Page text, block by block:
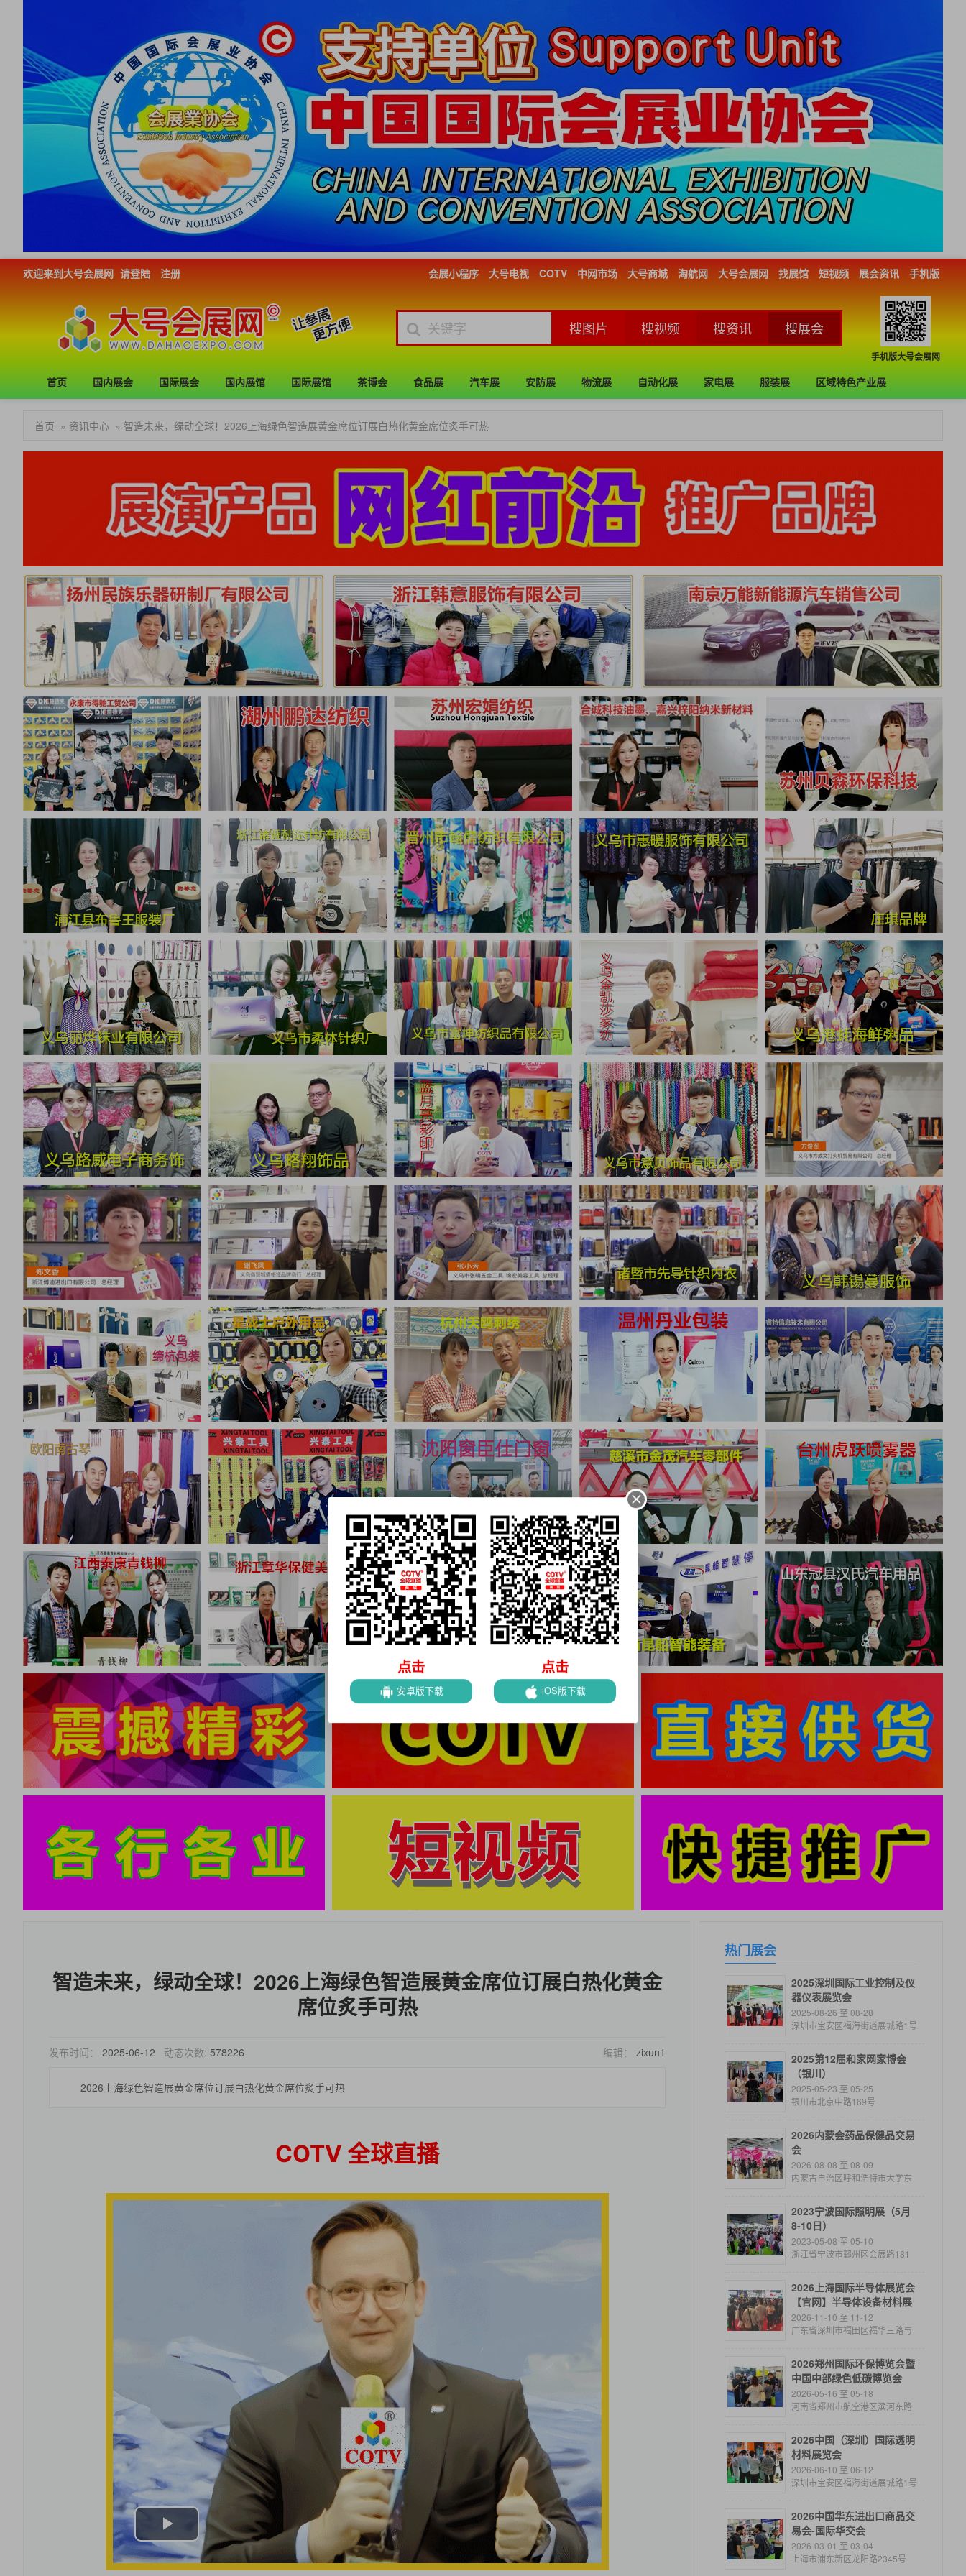
欢迎来到大号会展网 请登陆 注册 会展小程序 大号电视 COTV 中网市场 大号商城 淘航网 大号会展网 找展馆 短视频 展会资讯 手机版
手机版大号会展网
首页 国内展会 国际展会 国内展馆 国际展馆 茶博会 食品展 汽车展 安防展 物流展 自动化展 家电展 服装展 区域特色产业展
首页 » 资讯中心 » 智造未来，绿动全球！2026上海绿色智造展黄金席位订展白热化黄金席位炙手可热
智造未来，绿动全球！2026上海绿色智造展黄金席位订展白热化黄金
席位炙手可热
发布时间： 2025-06-12 动态次数: 578226 编辑： zixun1
2026上海绿色智造展黄金席位订展白热化黄金席位炙手可热
COTV 全球直播
热门展会
2025深圳国际工业控制及仪
器仪表展览会
2025-08-26 至 08-28
深圳市宝安区福海街道展城路1号
2025第12届和家网家博会
（银川）
2025-05-23 至 05-25
银川市北京中路169号
2026内蒙会药品保健品交易
会
2026-08-08 至 08-09
内蒙古自治区呼和浩特市大学东
2023宁波国际照明展（5月
8-10日）
2023-05-08 至 05-10
浙江省宁波市鄞州区会展路181
2026上海国际半导体展览会
【官网】半导体设备材料展
览会欢迎您!
2026-11-10 至 11-12
广东省深圳市福田区福华三路与
2026郑州国际环保博览会暨
中国中部绿色低碳博览会
2026-05-16 至 05-18
河南省郑州市航空港区滨河东路
2026中国（深圳）国际透明
材料展览会
2026-06-10 至 06-12
深圳市宝安区福海街道展城路1号
2026中国华东进出口商品交
易会-国际华交会
2026-03-01 至 03-04
上海市浦东新区龙阳路2345号
点击
安卓版下载
点击
iOS版下载